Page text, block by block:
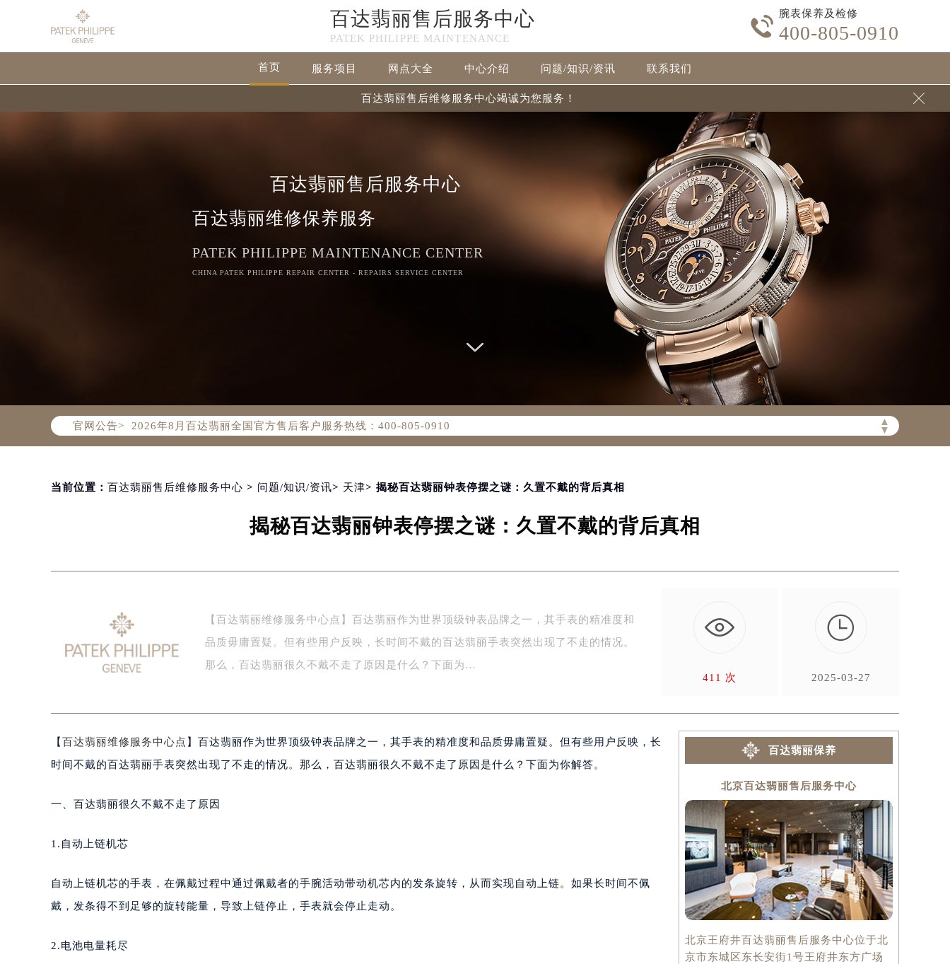
百达翡丽售后服务中心
PATEK PHILIPPE MAINTENANCE

腕表保养及检修
400-805-0910
首页 服务项目 网点大全 中心介绍 问题/知识/资讯 联系我们
百达翡丽售后维修服务中心竭诚为您服务！ 
百达翡丽售后服务中心
百达翡丽维修保养服务
PATEK PHILIPPE MAINTENANCE CENTER
CHINA PATEK PHILIPPE REPAIR CENTER - REPAIRS SERVICE CENTER
官网公告> ▲
▼
2026年8月百达翡丽全国官方售后客户服务热线：400-805-0910
百达翡丽官方全国统一服务热线400-805-0910，服务覆盖中国大陆、香港、澳门、台湾全部区域（非大陆需加拨“+86”）
2026年8月百达翡丽售后服务中心最新网点地址：
北京市东城区东长安街1号东方广场写字楼W3座6层602室（需提前预约）
上海市徐汇区虹桥路3号港汇中心写字楼2座37层3705室（需提前预约）
扬州市邗江区国展路29号星耀天地写字楼1号楼18层1803室（需提前预约）
盐城市盐都区世纪大道5号盐城金融城写字楼1号楼16层1604室（需提前预约）
泰州市海陵区永定东路399号置地商务中心东塔写字楼（华润万象城）17层1706室（需提前预约）
绍兴市越城区胜利东路379号世茂天际中心写字楼8层805室（需提前预约）
嘉兴市南湖区广益路705号嘉兴世界贸易中心写字楼A座13层1304室（需提前预约）
济南市历下区经十路11111号华润中心写字楼（万象城）15层1508室（需提前预约）
惠州市惠城区江北文昌一路7号华贸大厦写字楼1座30层05室（需提前预约）
厦门市思明区湖滨东路95号华润大厦写字楼B座11层1104室（需提前预约）
当前位置： 百达翡丽售后维修服务中心 > 问题/知识/资讯> 天津> 揭秘百达翡丽钟表停摆之谜：久置不戴的背后真相
揭秘百达翡丽钟表停摆之谜：久置不戴的背后真相
【百达翡丽维修服务中心点】百达翡丽作为世界顶级钟表品牌之一，其手表的精准度和
品质毋庸置疑。但有些用户反映，长时间不戴的百达翡丽手表突然出现了不走的情况。
那么，百达翡丽很久不戴不走了原因是什么？下面为…
411 次

2025-03-27
【 百达翡丽维修服务中心点 】百达翡丽作为世界顶级钟表品牌之一，其手表的精准度和品质毋庸置疑。但有些用户反映，长
时间不戴的百达翡丽手表突然出现了不走的情况。那么，百达翡丽很久不戴不走了原因是什么？下面为你解答。
一、百达翡丽很久不戴不走了原因
1.自动上链机芯
自动上链机芯的手表，在佩戴过程中通过佩戴者的手腕活动带动机芯内的发条旋转，从而实现自动上链。如果长时间不佩
戴，发条得不到足够的旋转能量，导致上链停止，手表就会停止走动。
2.电池电量耗尽
百达翡丽保养
北京百达翡丽售后服务中心
北京王府井百达翡丽售后服务中心位于北
京市东城区东长安街1号王府井东方广场